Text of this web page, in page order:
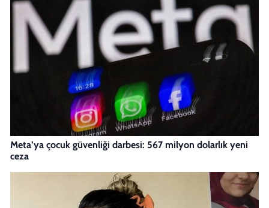
Meta’ya çocuk güvenliği darbesi: 567 milyon dolarlık yeni
ceza